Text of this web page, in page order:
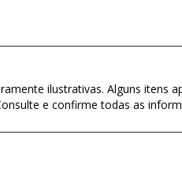
ilustrativas. Alguns itens
e confirme todas as